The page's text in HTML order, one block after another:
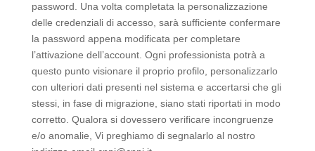
password. Una volta completata la personalizzazione
delle credenziali di accesso, sarà sufficiente confermare
la password appena modificata per completare
l’attivazione dell’account. Ogni professionista potrà a
questo punto visionare il proprio profilo, personalizzarlo
con ulteriori dati presenti nel sistema e accertarsi che gli
stessi, in fase di migrazione, siano stati riportati in modo
corretto. Qualora si dovessero verificare incongruenze
e/o anomalie, Vi preghiamo di segnalarlo al nostro